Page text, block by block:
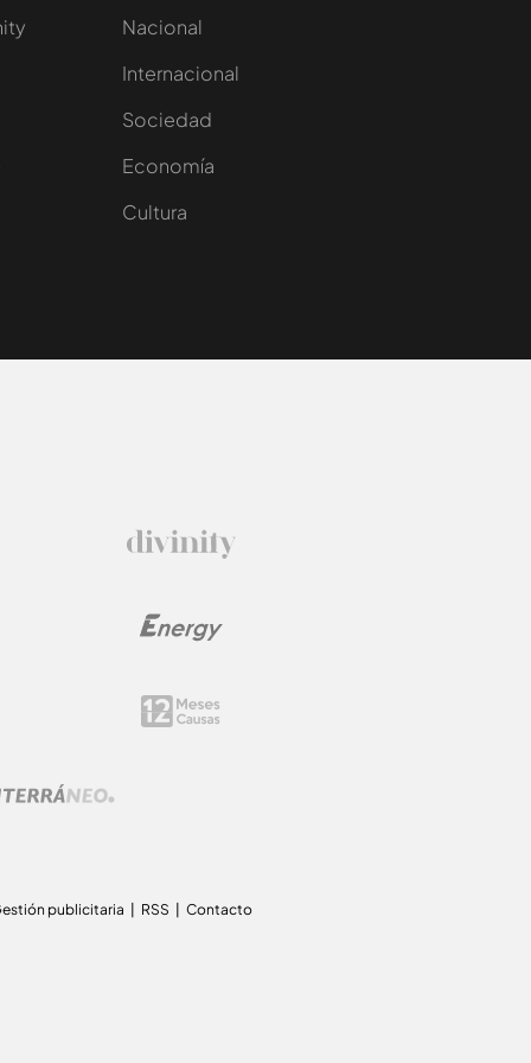
Nacional
Internacional
Sociedad
Economía
Cultura
publicitaria RSS Contacto